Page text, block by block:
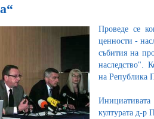
Проведе се
ценности -
събития на
наследство".
на Република
културата д-р